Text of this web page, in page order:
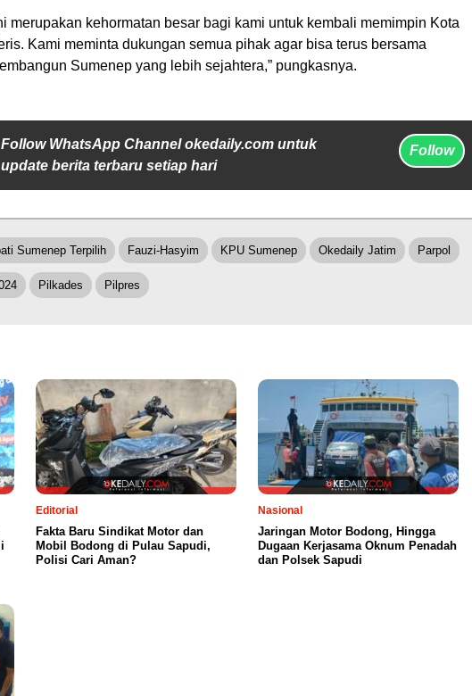
merupakan kehormatan besar bagi kami untuk kembali memimpin Kota
Kami meminta dukungan semua pihak agar bisa terus bersama
Sumenep yang lebih sejahtera,” pungkasnya.
Follow WhatsApp Channel okedaily.com untuk
update berita terbaru setiap hari
Follow
Sumenep Terpilih Fauzi-Hasyim KPU Sumenep Okedaily Jatim Parpol
Pilkades Pilpres
Editorial
Fakta Baru Sindikat Motor dan
Mobil Bodong di Pulau Sapudi,
Polisi Cari Aman?
Nasional
Jaringan Motor Bodong, Hingga
Dugaan Kerjasama Oknum Penadah
dan Polsek Sapudi